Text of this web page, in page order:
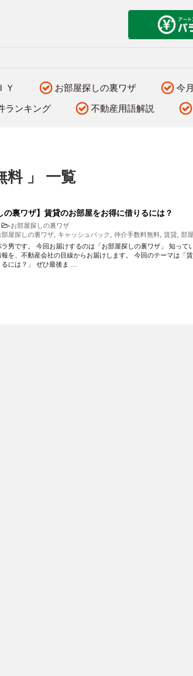
Ｙ お部屋探しの裏ワザ 今
ランキング 不動産用語解説
料 」 一覧
の裏ワザ】賃貸のお部屋をお得に借りるには？
-お部屋探しの裏ワザ
部屋探しの裏ワザ, キャッシュバック , 仲介手数料無料, 賃貸, 部
男です。 今回お届けするのは「お部屋探しの裏ワザ」 知って
報を、不動産会社の目線からお届けします。 今回のテーマは「
るには？」 ぜひ最後ま …